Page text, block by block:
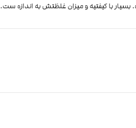
با کیفتیه و میزان غلظتش به اندازه ست.